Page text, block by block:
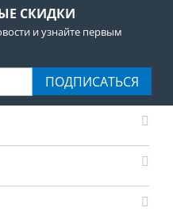
СКИДКИ
и узнайте первым
ПОДПИСАТЬСЯ